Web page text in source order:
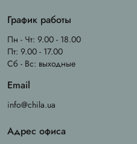
График работы
Пн - Чт: 9.00 - 18.00
Пт: 9.00 - 17.00
Сб - Вс: выходные
Email
info@chila.ua
Адрес офиса